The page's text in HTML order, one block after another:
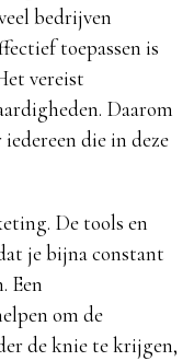
bedrijven
toepassen is
vereist
Daarom
die in deze
De tools en
je bijna constant
Een
om de
de knie te krijgen,